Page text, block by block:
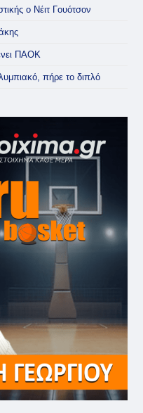
ο Νέιτ Γουότσον
ΠΑΟΚ
πήρε το διπλό